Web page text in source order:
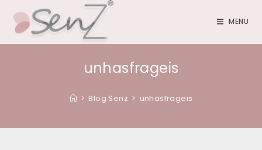
MENU
unhasfrageis
> Blog Senz > unhasfrageis